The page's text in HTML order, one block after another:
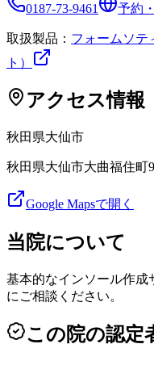
0187-73-9461 予約
取扱製品： フォームソテ
ト）
アクセス情報
秋田県大仙市
秋田県大仙市大曲福住町
Google Mapsで開く
当院について
基本的なインソール作成
にご相談ください。
この院の認定